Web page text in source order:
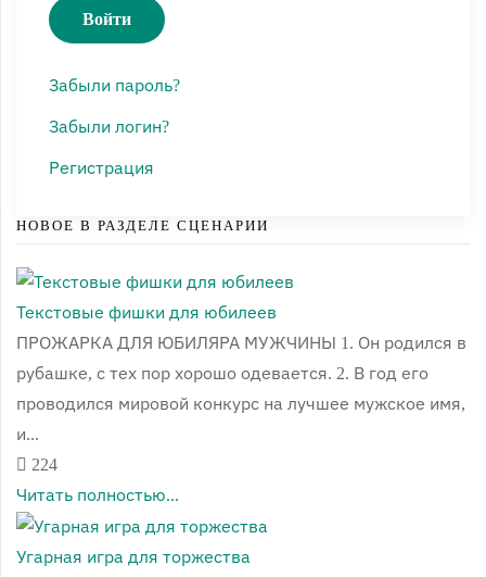
Войти
Забыли пароль?
Забыли логин?
Регистрация
НОВОЕ В РАЗДЕЛЕ СЦЕНАРИИ
Текстовые фишки для юбилеев
ПРОЖАРКА ДЛЯ ЮБИЛЯРА МУЖЧИНЫ 1. Он родился в
рубашке, с тех пор хорошо одевается. 2. В год его
проводился мировой конкурс на лучшее мужское имя,
и...
224
Читать полностью...
Угарная игра для торжества